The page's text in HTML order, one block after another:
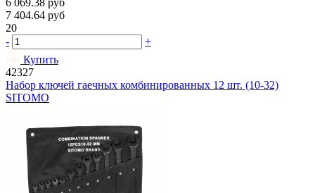
6 069.38 руб
7 404.64 руб
20
-
+
Купить
42327
Набор ключей гаечных комбинированных 12 шт. (10-32)
SITOMO